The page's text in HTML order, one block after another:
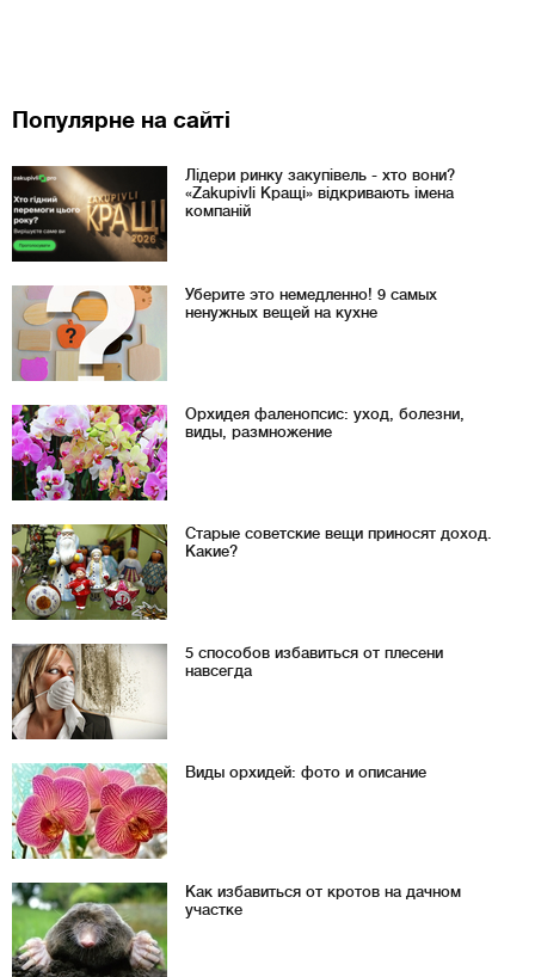
Популярне на сайті
Лідери ринку закупівель - хто вони?
«Zakupivli Кращі» відкривають імена
компаній
Уберите это немедленно! 9 самых
ненужных вещей на кухне
Орхидея фаленопсис: уход, болезни,
виды, размножение
Старые советские вещи приносят доход.
Какие?
5 способов избавиться от плесени
навсегда
Виды орхидей: фото и описание
Как избавиться от кротов на дачном
участке